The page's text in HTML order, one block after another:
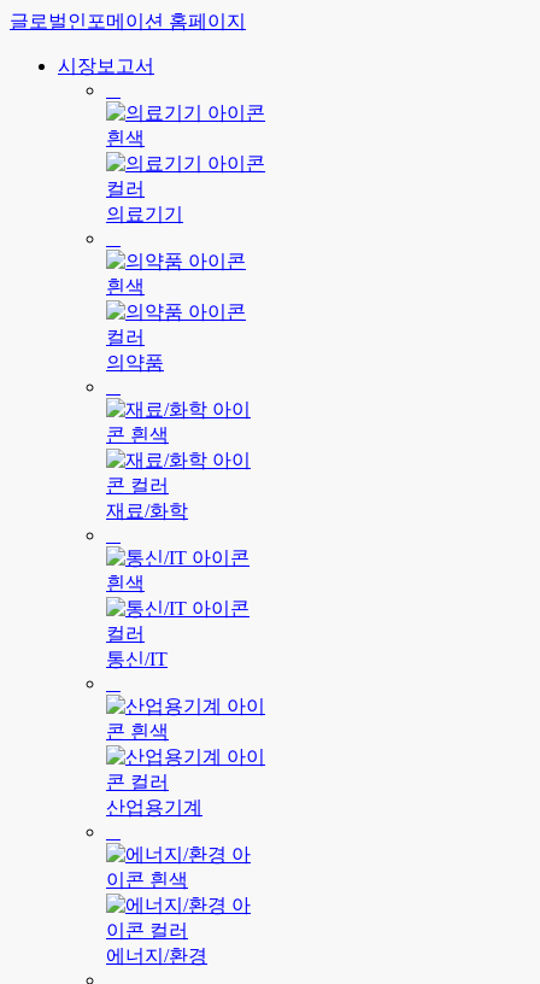
글로벌인포메이션 홈페이지
시장보고서
의료기기
의약품
재료/화학
통신/IT
산업용기계
에너지/환경